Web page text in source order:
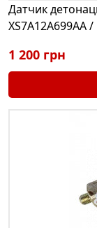
Датчик
XS7A12A699AA
1 200 грн